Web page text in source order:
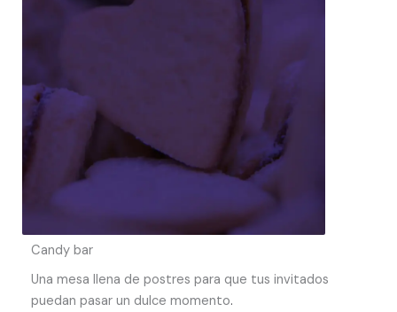
Candy bar
Una mesa llena de postres para que tus invitados
puedan pasar un dulce momento.